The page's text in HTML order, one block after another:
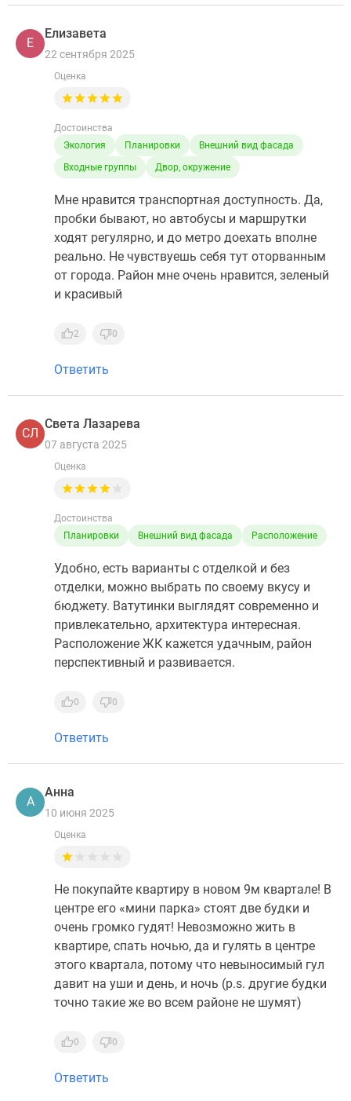
Е
Елизавета
22 сентября 2025
Оценка
Достоинства
Экология
Планировки
Внешний вид фасада
Входные группы
Двор, окружение
Мне нравится транспортная доступность. Да,
пробки бывают, но автобусы и маршрутки
ходят регулярно, и до метро доехать вполне
реально. Не чувствуешь себя тут оторванным
от города. Район мне очень нравится, зеленый
и красивый
2 0
Ответить
СЛ
Света Лазарева
07 августа 2025
Оценка
Достоинства
Планировки
Внешний вид фасада Расположение
Удобно, есть варианты с отделкой и без
отделки, можно выбрать по своему вкусу и
бюджету. Ватутинки выглядят современно и
привлекательно, архитектура интересная.
Расположение ЖК кажется удачным, район
перспективный и развивается.
0 0
Ответить
А
Анна
10 июня 2025
Оценка
Не покупайте квартиру в новом 9м квартале! В
центре его «мини парка» стоят две будки и
очень громко гудят! Невозможно жить в
квартире, спать ночью, да и гулять в центре
этого квартала, потому что невыносимый гул
давит на уши и день, и ночь (p.s. другие будки
точно такие же во всем районе не шумят)
0 0
Ответить